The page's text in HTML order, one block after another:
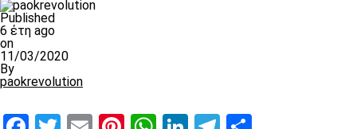
Published
6 έτη ago
on
11/03/2020
By
paokrevolution